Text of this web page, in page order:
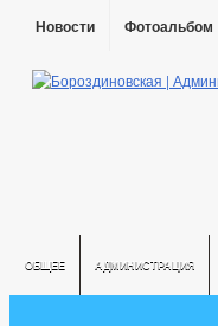
Новости Фотоальбом
ОБЩЕЕ АДМИНИСТРАЦИЯ